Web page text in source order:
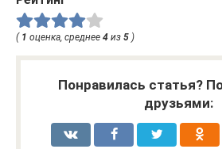
( 1 оценка, среднее 4 из 5 )
Понравилась статья?
друзьями: